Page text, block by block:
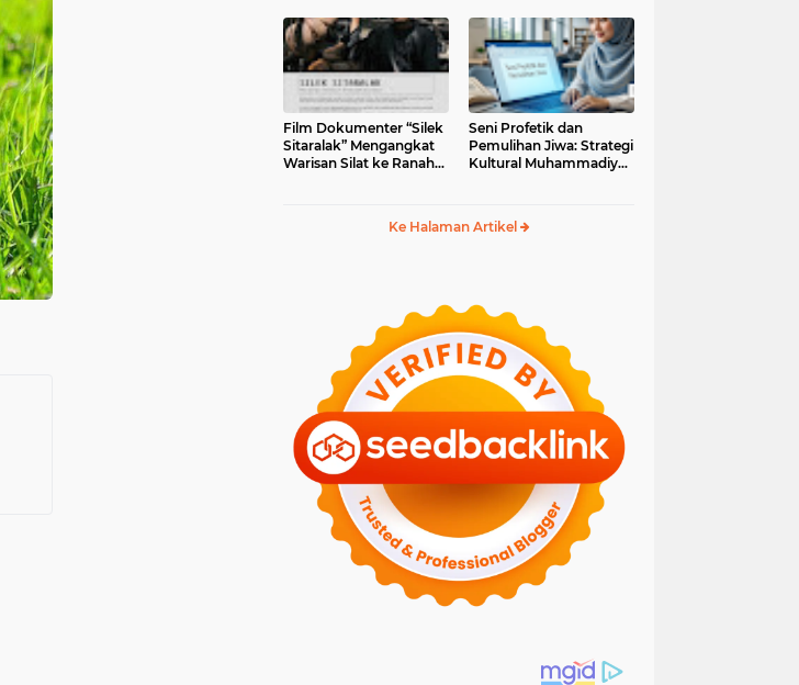
Film Dokumenter “Silek
Sitaralak” Mengangkat
Warisan Silat ke Ranah
Seni Profetik dan
Pemulihan Jiwa: Strategi
Kultural Muhammadiyah
Ke Halaman Artikel